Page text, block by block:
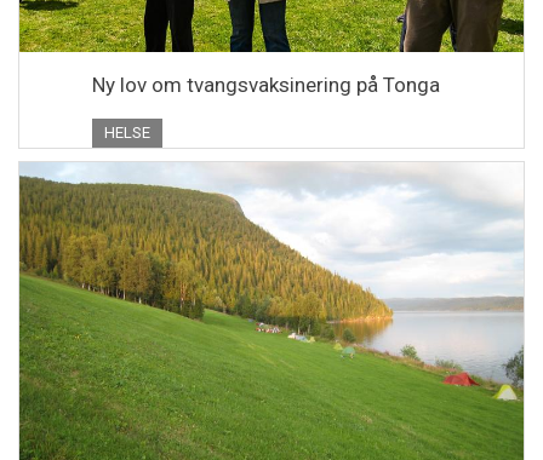
Ny lov om tvangsvaksinering på Tonga
HELSE